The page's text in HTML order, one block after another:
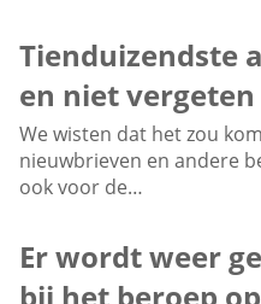
Tienduizendste
en niet vergeten
We wisten dat het zou
nieuwbrieven en andere
ook voor de…
Er wordt weer